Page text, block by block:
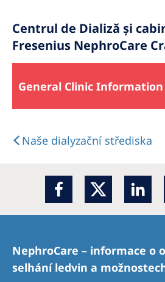
Centrul de Dializă și
Fresenius NephroCare
General Clinic Information
Naše dialyzační střediska
NephroCare – informace o
selhání ledvin a